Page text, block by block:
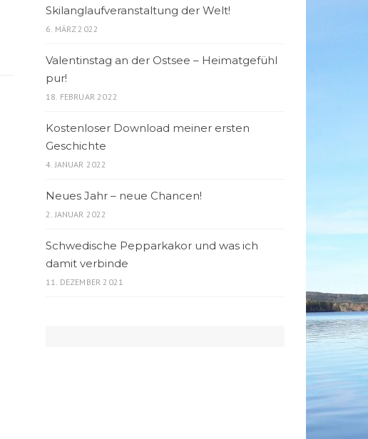
Skilanglaufveranstaltung der Welt!
6. MÄRZ 2022
Valentinstag an der Ostsee – Heimatgefühl
pur!
18. FEBRUAR 2022
Kostenloser Download meiner ersten
Geschichte
4. JANUAR 2022
Neues Jahr – neue Chancen!
2. JANUAR 2022
Schwedische Pepparkakor und was ich
damit verbinde
11. DEZEMBER 2021